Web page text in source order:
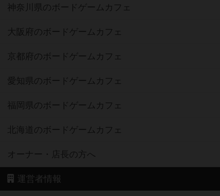
神奈川県のボードゲームカフェ
大阪府のボードゲームカフェ
京都府のボードゲームカフェ
愛知県のボードゲームカフェ
福岡県のボードゲームカフェ
北海道のボードゲームカフェ
オーナー・店長の方へ
運営者情報